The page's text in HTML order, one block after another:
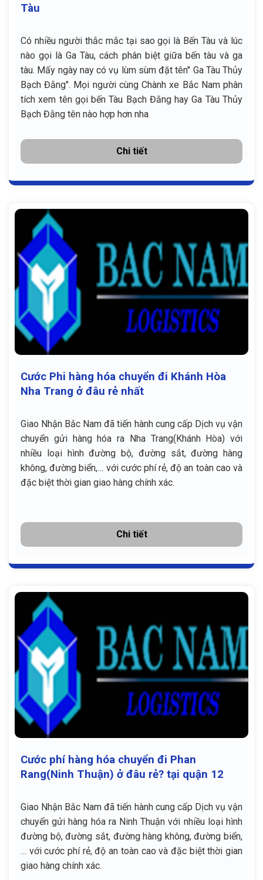
Tàu
Có nhiều người thắc mắc tại sao gọi là Bến Tàu và lúc
nào gọi là Ga Tàu, cách phân biệt giữa bến tàu và ga
tàu. Mấy ngày nay có vụ lùm sùm đặt tên" Ga Tàu Thủy
Bạch Đằng". Mọi người cùng Chành xe Bắc Nam phân
tích xem tên gọi bến Tàu Bạch Đằng hay Ga Tàu Thủy
Bạch Đằng tên nào hợp hơn nha
Chi tiết
Cước Phi hàng hóa chuyển đi Khánh Hòa
Nha Trang ở đâu rẻ nhất
Giao Nhận Bắc Nam đã tiến hành cung cấp Dịch vụ vận
chuyển gửi hàng hóa ra Nha Trang(Khánh Hòa) với
nhiều loại hình đường bộ, đường sắt, đường hàng
không, đường biển,… với cước phí rẻ, độ an toàn cao và
đặc biệt thời gian giao hàng chính xác.
Chi tiết
Cước phí hàng hóa chuyển đi Phan
Rang(Ninh Thuận) ở đâu rẻ? tại quận 12
Giao Nhận Bắc Nam đã tiến hành cung cấp Dịch vụ vận
chuyển gửi hàng hóa ra Ninh Thuận với nhiều loại hình
đường bộ, đường sắt, đường hàng không, đường biển,
… với cước phí rẻ, độ an toàn cao và đặc biệt thời gian
giao hàng chính xác.